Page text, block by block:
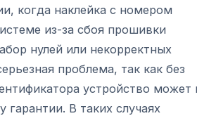
когда наклейка с номером
из-за сбоя прошивки
нулей или некорректных
проблема, так как без
устройство может
гарантии. В таких случаях